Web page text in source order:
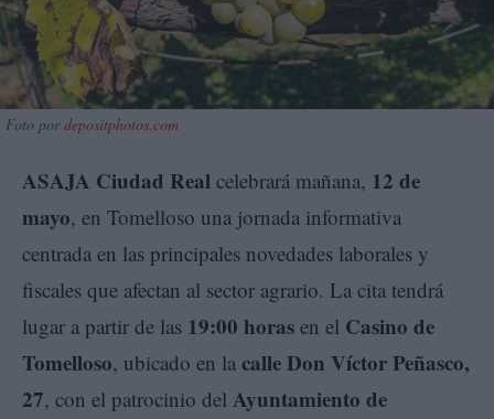
Foto pordepositphotos.com
ASAJA Ciudad Real celebrará mañana, 12 de
mayo, en Tomelloso una jornada informativa
centrada en las principales novedades laborales y
fiscales que afectan al sector agrario. La cita tendrá
lugar a partir de las 19:00 horas en el Casino de
Tomelloso, ubicado en la calle Don Víctor Peñasco,
27, con el patrocinio del Ayuntamiento de